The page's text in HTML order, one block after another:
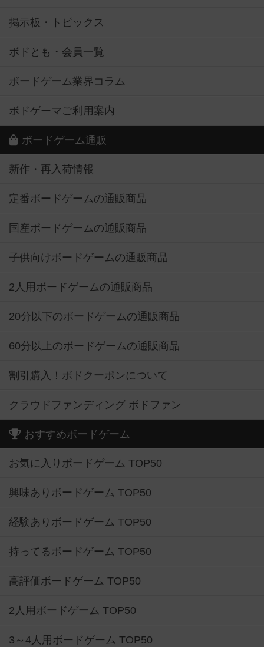
掲示板・トピックス
ボドとも・会員一覧
ボードゲーム業界コラム
ボドゲーマご利用案内
ボードゲーム通販
新作・再入荷情報
定番ボードゲームの通販商品
国産ボードゲームの通販商品
子供向けボードゲームの通販商品
2人用ボードゲームの通販商品
20分以下のボードゲームの通販商品
60分以上のボードゲームの通販商品
割引購入！ボドクーポンについて
クラウドファンディング ボドファン
おすすめボードゲーム
お気に入りボードゲーム TOP50
興味ありボードゲーム TOP50
経験ありボードゲーム TOP50
持ってるボードゲーム TOP50
高評価ボードゲーム TOP50
2人用ボードゲーム TOP50
3～4人用ボードゲーム TOP50